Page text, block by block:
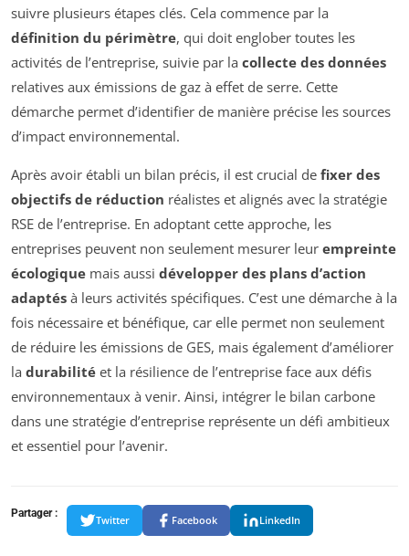
suivre plusieurs étapes clés. Cela commence par la
définition du périmètre, qui doit englober toutes les
activités de l’entreprise, suivie par la collecte des données
relatives aux émissions de gaz à effet de serre. Cette
démarche permet d’identifier de manière précise les sources
d’impact environnemental.
Après avoir établi un bilan précis, il est crucial de fixer des
objectifs de réduction réalistes et alignés avec la stratégie
RSE de l’entreprise. En adoptant cette approche, les
entreprises peuvent non seulement mesurer leur empreinte
écologique mais aussi développer des plans d’action
adaptés à leurs activités spécifiques. C’est une démarche à la
fois nécessaire et bénéfique, car elle permet non seulement
de réduire les émissions de GES, mais également d’améliorer
la durabilité et la résilience de l’entreprise face aux défis
environnementaux à venir. Ainsi, intégrer le bilan carbone
dans une stratégie d’entreprise représente un défi ambitieux
et essentiel pour l’avenir.
Partager :
Twitter Facebook LinkedIn